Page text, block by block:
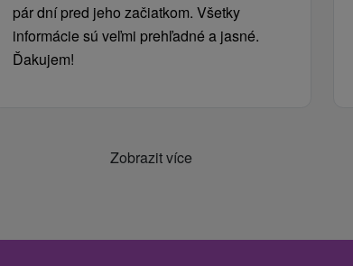
pár dní pred jeho začiatkom. Všetky
informácie sú veľmi prehľadné a jasné.
Ďakujem!
Zobrazit více